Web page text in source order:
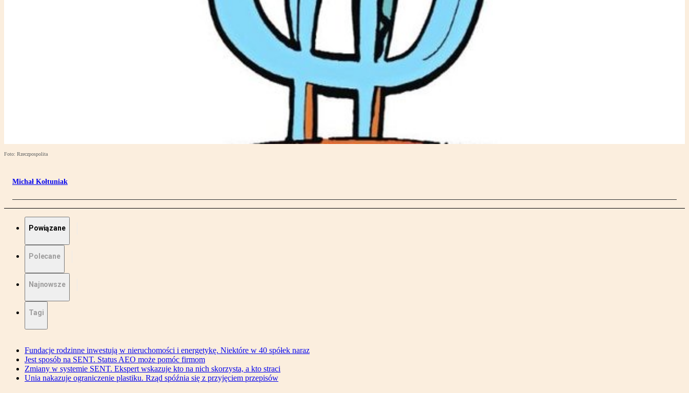
Foto: Rzeczpospolita
Michał Kołtuniak
Powiązane
Polecane
Najnowsze
Tagi
Fundacje rodzinne inwestują w nieruchomości i energetykę. Niektóre w 40 spółek naraz
Jest sposób na SENT. Status AEO może pomóc firmom
Zmiany w systemie SENT. Ekspert wskazuje kto na nich skorzysta, a kto straci
Unia nakazuje ograniczenie plastiku. Rząd spóźnia się z przyjęciem przepisów